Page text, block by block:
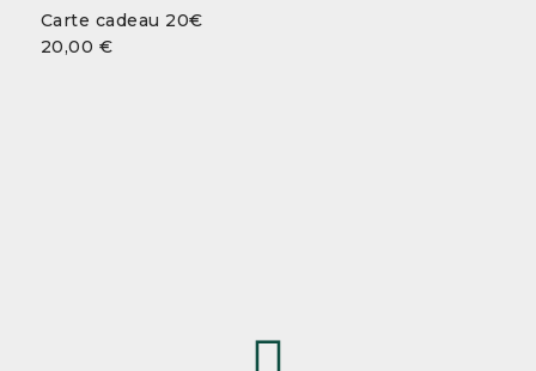
Carte cadeau 20€
20,00 €